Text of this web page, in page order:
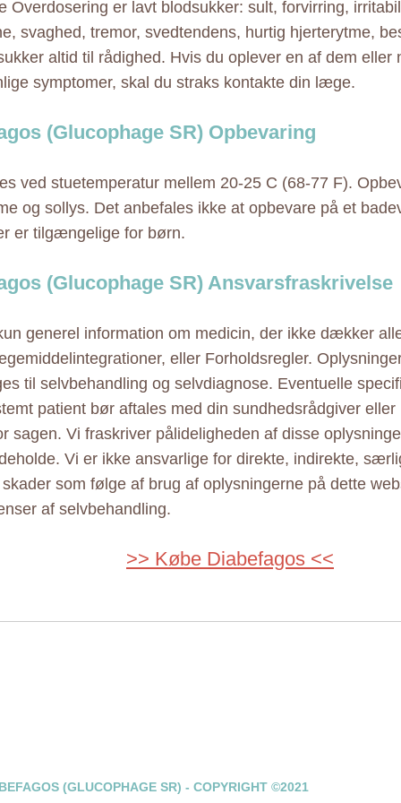
Overdosering er lavt blodsukker: sult, forvirring,
svaghed, tremor, svedtendens, hurtig hjerterytme,
altid til rådighed. Hvis du oplever en af dem eller
symptomer, skal du straks kontakte din læge.
(Glucophage SR) Opbevaring
ved stuetemperatur mellem 20-25 C (68-77 F).
og sollys. Det anbefales ikke at opbevare på et
er tilgængelige for børn.
(Glucophage SR) Ansvarsfraskrivelse
generel information om medicin, der ikke dækker
eller Forholdsregler.
til selvbehandling og selvdiagnose. Eventuelle
patient bør aftales med din sundhedsrådgiver
sagen. Vi fraskriver pålideligheden af disse
Vi er ikke ansvarlige for direkte, indirekte,
som følge af brug af oplysningerne på dette
af selvbehandling.
>> Købe Diabefagos <<
(GLUCOPHAGE SR) - COPYRIGHT ©2021